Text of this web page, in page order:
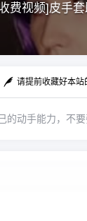
费视频]皮手
请提前收藏好本站
动手能力，不要